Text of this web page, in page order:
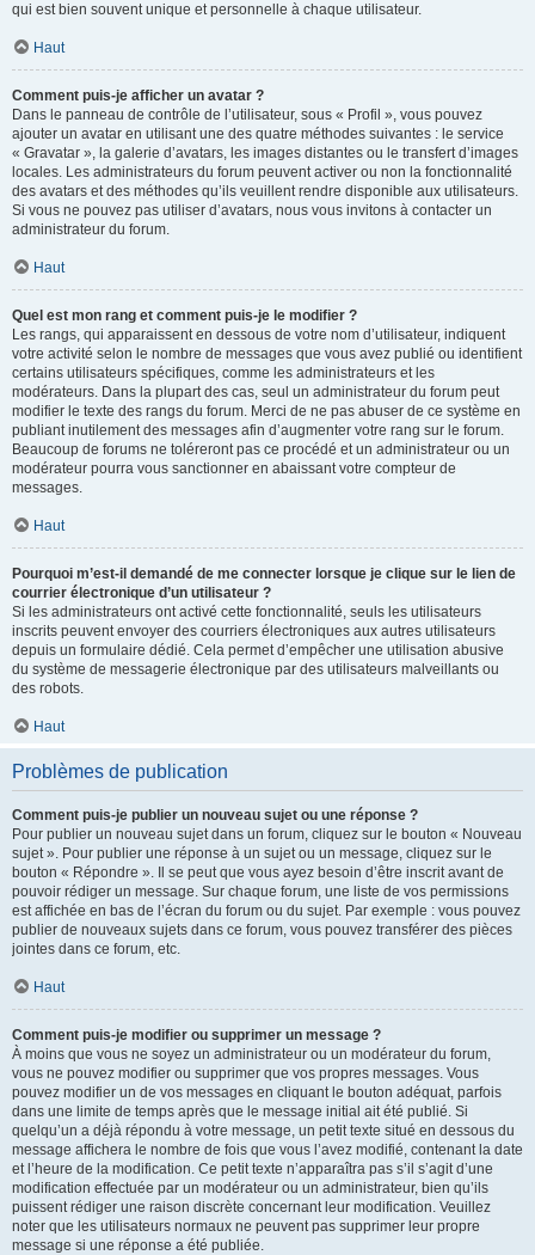
qui est bien souvent unique et personnelle à chaque utilisateur.
Haut
Comment puis-je afficher un avatar ?
Dans le panneau de contrôle de l’utilisateur, sous « Profil », vous pouvez
ajouter un avatar en utilisant une des quatre méthodes suivantes : le service
« Gravatar », la galerie d’avatars, les images distantes ou le transfert d’images
locales. Les administrateurs du forum peuvent activer ou non la fonctionnalité
des avatars et des méthodes qu’ils veuillent rendre disponible aux utilisateurs.
Si vous ne pouvez pas utiliser d’avatars, nous vous invitons à contacter un
administrateur du forum.
Haut
Quel est mon rang et comment puis-je le modifier ?
Les rangs, qui apparaissent en dessous de votre nom d’utilisateur, indiquent
votre activité selon le nombre de messages que vous avez publié ou identifient
certains utilisateurs spécifiques, comme les administrateurs et les
modérateurs. Dans la plupart des cas, seul un administrateur du forum peut
modifier le texte des rangs du forum. Merci de ne pas abuser de ce système en
publiant inutilement des messages afin d’augmenter votre rang sur le forum.
Beaucoup de forums ne toléreront pas ce procédé et un administrateur ou un
modérateur pourra vous sanctionner en abaissant votre compteur de
messages.
Haut
Pourquoi m’est-il demandé de me connecter lorsque je clique sur le lien de
courrier électronique d’un utilisateur ?
Si les administrateurs ont activé cette fonctionnalité, seuls les utilisateurs
inscrits peuvent envoyer des courriers électroniques aux autres utilisateurs
depuis un formulaire dédié. Cela permet d’empêcher une utilisation abusive
du système de messagerie électronique par des utilisateurs malveillants ou
des robots.
Haut
Problèmes de publication
Comment puis-je publier un nouveau sujet ou une réponse ?
Pour publier un nouveau sujet dans un forum, cliquez sur le bouton « Nouveau
sujet ». Pour publier une réponse à un sujet ou un message, cliquez sur le
bouton « Répondre ». Il se peut que vous ayez besoin d’être inscrit avant de
pouvoir rédiger un message. Sur chaque forum, une liste de vos permissions
est affichée en bas de l’écran du forum ou du sujet. Par exemple : vous pouvez
publier de nouveaux sujets dans ce forum, vous pouvez transférer des pièces
jointes dans ce forum, etc.
Haut
Comment puis-je modifier ou supprimer un message ?
À moins que vous ne soyez un administrateur ou un modérateur du forum,
vous ne pouvez modifier ou supprimer que vos propres messages. Vous
pouvez modifier un de vos messages en cliquant le bouton adéquat, parfois
dans une limite de temps après que le message initial ait été publié. Si
quelqu’un a déjà répondu à votre message, un petit texte situé en dessous du
message affichera le nombre de fois que vous l’avez modifié, contenant la date
et l’heure de la modification. Ce petit texte n’apparaîtra pas s’il s’agit d’une
modification effectuée par un modérateur ou un administrateur, bien qu’ils
puissent rédiger une raison discrète concernant leur modification. Veuillez
noter que les utilisateurs normaux ne peuvent pas supprimer leur propre
message si une réponse a été publiée.